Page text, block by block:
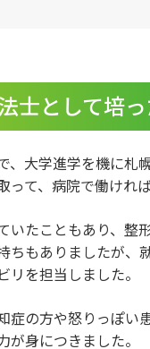
士として培
、大学進学を機に札
って、病院で働けれ
いたこともあり、整
ちもありましたが、
リを担当しました。
症の方や怒りっぽい
が身につきました。